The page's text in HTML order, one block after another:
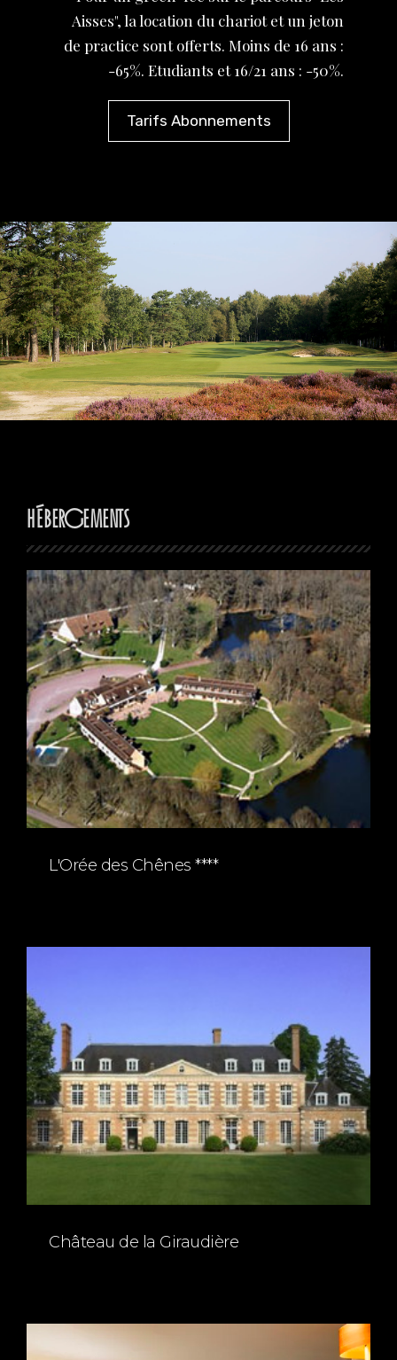
Aisses", la location du chariot et un jeton
de practice sont offerts. Moins de 16 ans :
-65%. Etudiants et 16/21 ans : -50%.
Tarifs Abonnements
Hébergements
L'Orée des Chênes ****
Château de la Giraudière